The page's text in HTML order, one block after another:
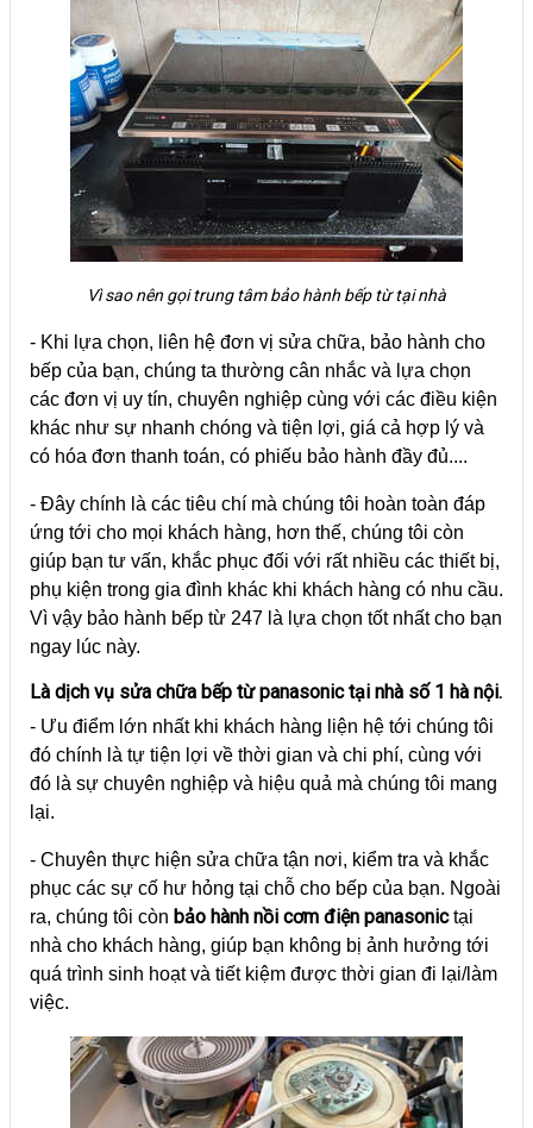
Vì sao nên gọi trung tâm bảo hành bếp từ tại nhà
- Khi lựa chọn, liên hệ đơn vị sửa chữa, bảo hành cho
bếp của bạn, chúng ta thường cân nhắc và lựa chọn
các đơn vị uy tín, chuyên nghiệp cùng với các điều kiện
khác như sự nhanh chóng và tiện lợi, giá cả hợp lý và
có hóa đơn thanh toán, có phiếu bảo hành đầy đủ....
- Đây chính là các tiêu chí mà chúng tôi hoàn toàn đáp
ứng tới cho mọi khách hàng, hơn thế, chúng tôi còn
giúp bạn tư vấn, khắc phục đối với rất nhiều các thiết bị,
phụ kiện trong gia đình khác khi khách hàng có nhu cầu.
Vì vậy bảo hành bếp từ 247 là lựa chọn tốt nhất cho bạn
ngay lúc này.
Là dịch vụ sửa chữa bếp từ panasonic tại nhà số 1 hà nội.
- Ưu điểm lớn nhất khi khách hàng liện hệ tới chúng tôi
đó chính là tự tiện lợi về thời gian và chi phí, cùng với
đó là sự chuyên nghiệp và hiệu quả mà chúng tôi mang
lại.
- Chuyên thực hiện sửa chữa tận nơi, kiểm tra và khắc
phục các sự cố hư hỏng tại chỗ cho bếp của bạn. Ngoài
ra, chúng tôi còn bảo hành nồi cơm điện panasonictại
nhà cho khách hàng, giúp bạn không bị ảnh hưởng tới
quá trình sinh hoạt và tiết kiệm được thời gian đi lại/làm
việc.